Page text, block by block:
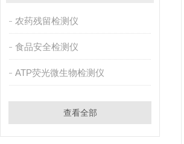
农药残留检测仪
食品安全检测仪
ATP荧光微生物检测仪
查看全部